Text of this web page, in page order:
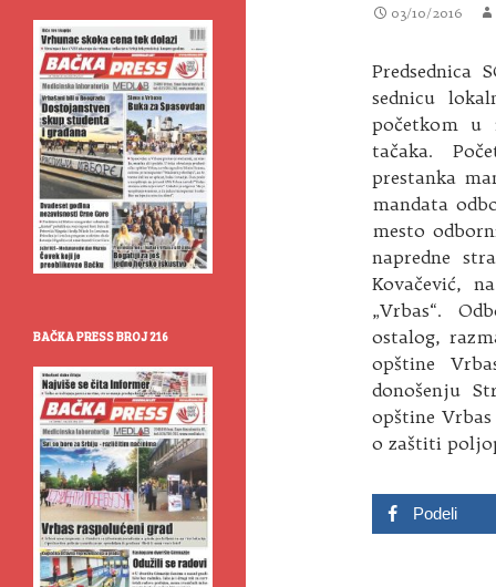
03/10/2016
Predsednica
sednicu
početkom u
tačaka.
prestanka
mandata
mesto
napredne
Kovačević,
„Vrbas“.
ostalog,
opštine
donošenju
opštine
o zaštiti
Podeli
BAČKA PRESS BROJ 216